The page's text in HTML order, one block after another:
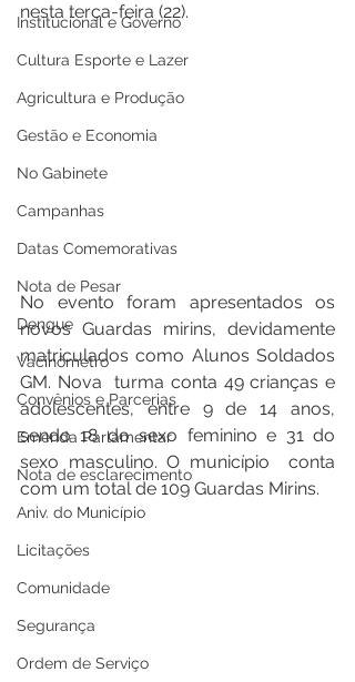
Institucional e Governo
Cultura Esporte e Lazer
Agricultura e Produção
Gestão e Economia
No Gabinete
Campanhas
Datas Comemorativas
Nota de Pesar
Dengue
Vacinômetro
Convênios e Parcerias
Emenda Parlamentar
Nota de esclarecimento
Aniv. do Município
Licitações
Comunidade
Segurança
Ordem de Serviço
nesta terça-feira (22).
No evento foram apresentados os
novos Guardas mirins, devidamente
matriculados como Alunos Soldados
GM. Nova  turma conta 49 crianças e
adolescentes, entre 9 de 14 anos,
sendo 18 do sexo feminino e 31 do
sexo masculino. O município  conta
com um total de 109 Guardas Mirins.